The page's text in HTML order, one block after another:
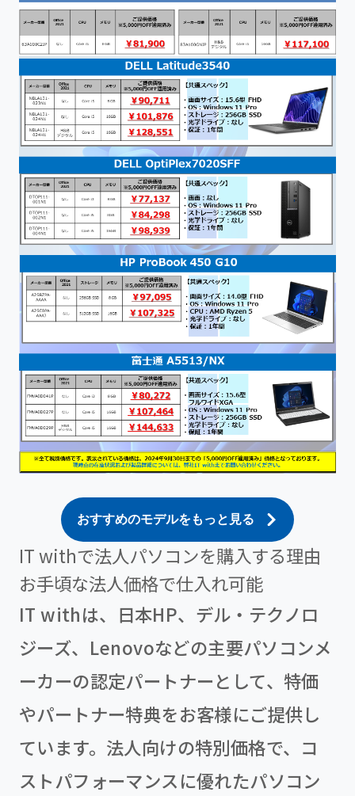
おすすめのモデルをもっと見る
IT withで法人パソコンを購入する理由
お手頃な法人価格で仕入れ可能
IT withは、日本HP、デル・テクノロ
ジーズ、Lenovoなどの主要パソコンメ
ーカーの認定パートナーとして、特価
やパートナー特典をお客様にご提供し
ています。法人向けの特別価格で、コ
ストパフォーマンスに優れたパソコン